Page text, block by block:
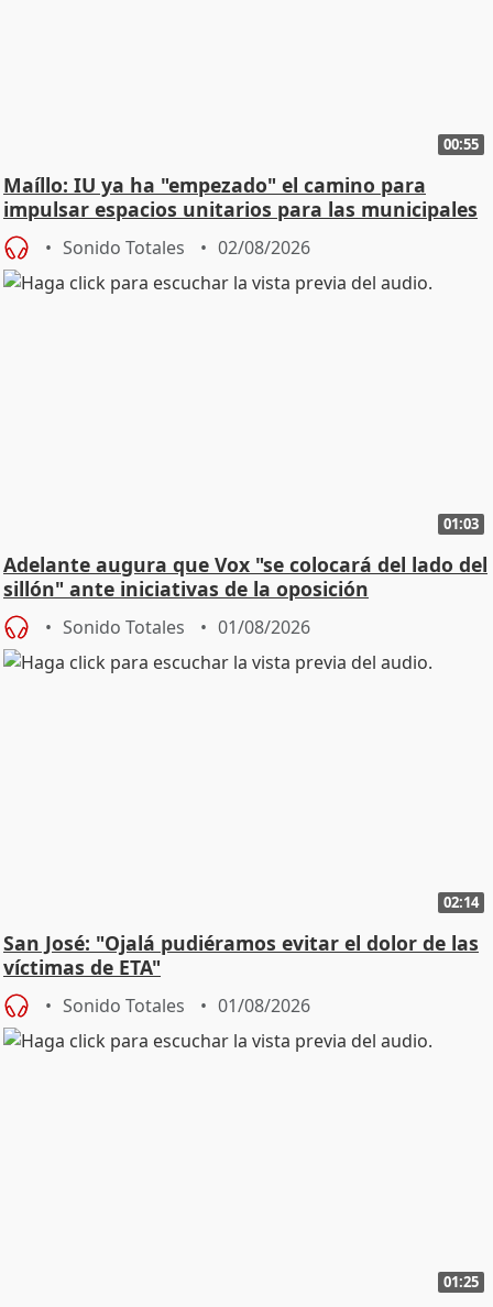
00:55
Maíllo: IU ya ha "empezado" el camino para
impulsar espacios unitarios para las municipales
Sonido Totales 02/08/2026
01:03
Adelante augura que Vox "se colocará del lado del
sillón" ante iniciativas de la oposición
Sonido Totales 01/08/2026
02:14
San José: "Ojalá pudiéramos evitar el dolor de las
víctimas de ETA"
Sonido Totales 01/08/2026
01:25